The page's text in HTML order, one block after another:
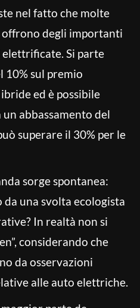
nel fatto che molte
offrono degli importanti
Si parte
10% sul premio
ed è possibile
abbassamento del
superare il 30% per le
sorge spontanea:
una svolta ecologista
In realtà non si
considerando che
da osservazioni
alle auto elettriche.